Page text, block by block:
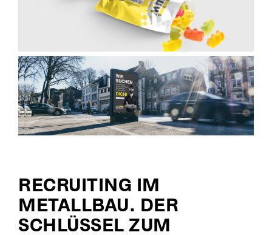
RECRUITING IM
METALLBAU. DER
SCHLÜSSEL ZUM